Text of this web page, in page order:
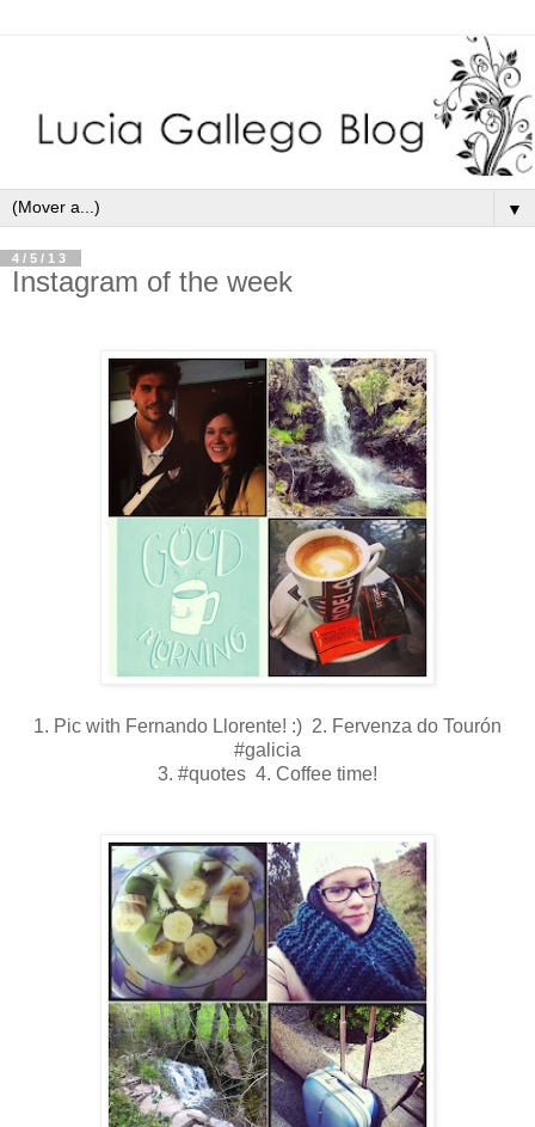
▼
4/5/13
Instagram of the week
1. Pic with Fernando Llorente! :) 2. Fervenza do Tourón
#galicia
3. #quotes 4. Coffee time!